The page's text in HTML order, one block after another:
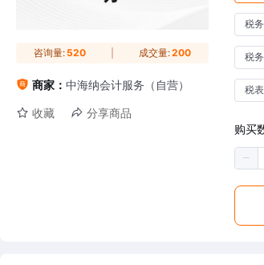
咨询量: 520 成交量:200
商家： 中海纳会计服务（自营）
收藏 分享商品
税
税
税
购买